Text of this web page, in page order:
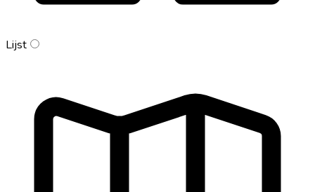
Lijst